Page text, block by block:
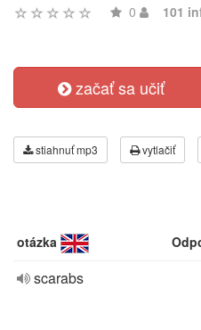
0 101
začať sa učiť
stiahnuť mp3 vytlačiť
otázka
scarabs